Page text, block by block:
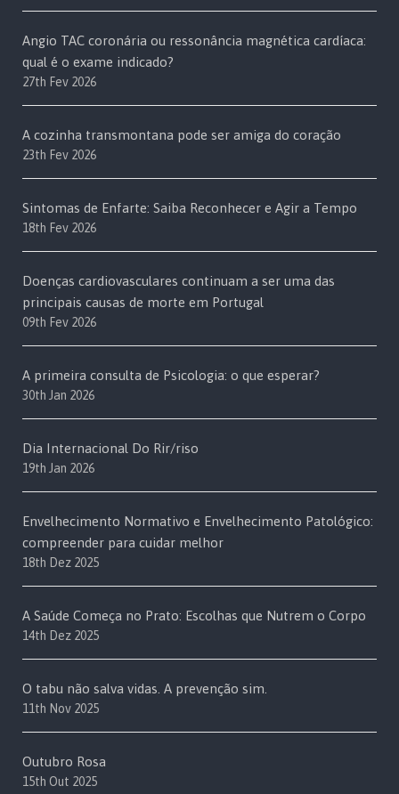
Angio TAC coronária ou ressonância magnética cardíaca:
qual é o exame indicado?
27th Fev 2026
A cozinha transmontana pode ser amiga do coração
23th Fev 2026
Sintomas de Enfarte: Saiba Reconhecer e Agir a Tempo
18th Fev 2026
Doenças cardiovasculares continuam a ser uma das
principais causas de morte em Portugal
09th Fev 2026
A primeira consulta de Psicologia: o que esperar?
30th Jan 2026
Dia Internacional Do Rir/riso
19th Jan 2026
Envelhecimento Normativo e Envelhecimento Patológico:
compreender para cuidar melhor
18th Dez 2025
A Saúde Começa no Prato: Escolhas que Nutrem o Corpo
14th Dez 2025
O tabu não salva vidas. A prevenção sim.
11th Nov 2025
Outubro Rosa
15th Out 2025